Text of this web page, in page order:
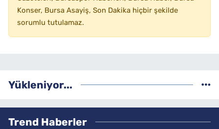
Konser, Bursa Asayiş, Son Dakika hiçbir şekilde
sorumlu tutulamaz.
Yükleniyor...
Trend Haberler